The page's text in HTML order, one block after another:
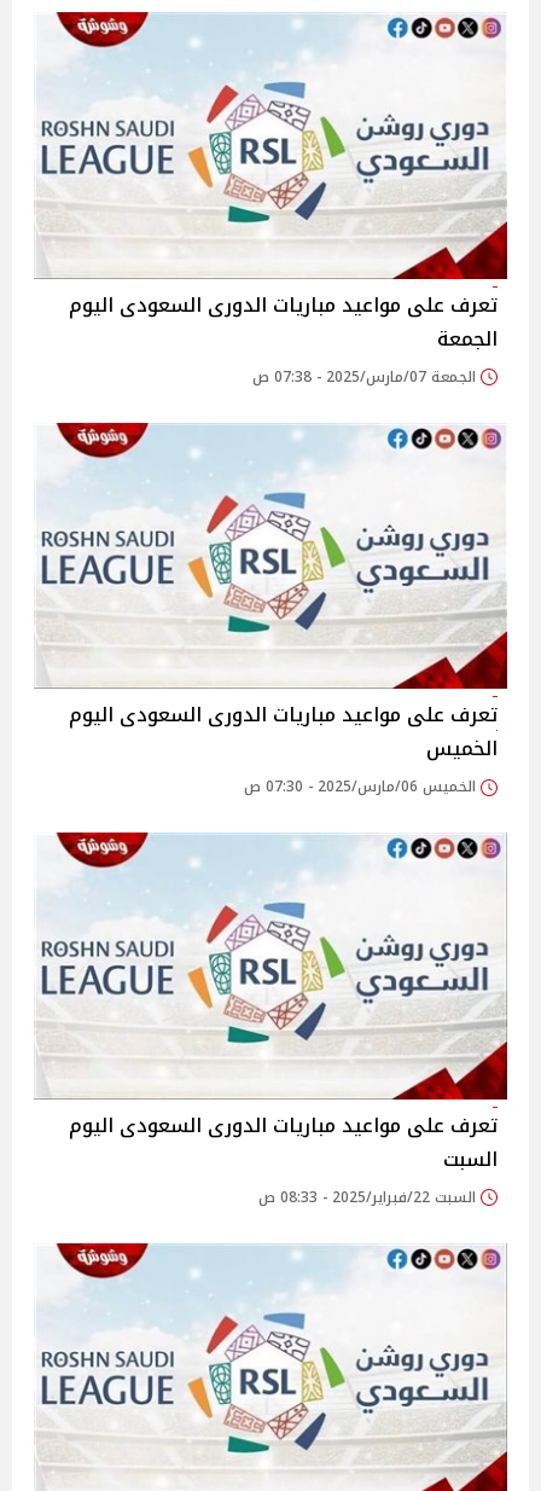
تعرف على مواعيد مباريات الدورى السعودى اليوم
الجمعة
الجمعة 07/مارس/2025 - 07:38 ص
تعرف على مواعيد مباريات الدورى السعودى اليوم
الخميس
الخميس 06/مارس/2025 - 07:30 ص
تعرف على مواعيد مباريات الدورى السعودى اليوم
السبت
السبت 22/فبراير/2025 - 08:33 ص